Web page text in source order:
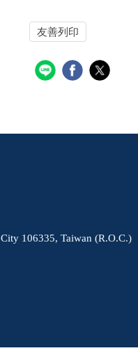
友善列印
106335, Taiwan (R.O.C.)